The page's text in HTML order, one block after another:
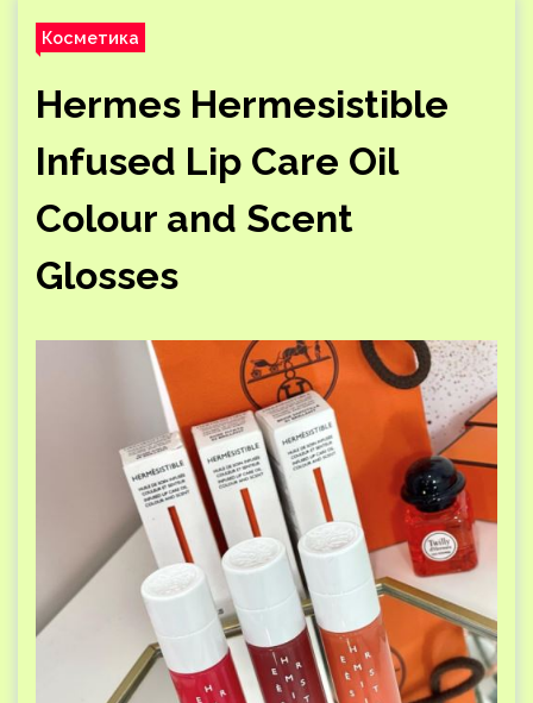
Косметика
Hermes Hermesistible
Infused Lip Care Oil
Colour and Scent
Glosses